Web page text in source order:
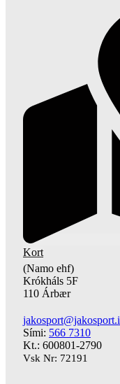
Kort
(Namo ehf)
Krókháls 5F
110 Árbær
Sími: 566 7310
Kt.: 600801-2790
Vsk Nr: 72191